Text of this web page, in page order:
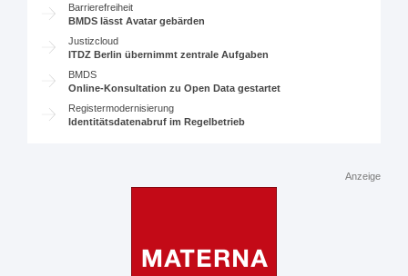
Barrierefreiheit
BMDS lässt Avatar gebärden
Justizcloud
ITDZ Berlin übernimmt zentrale Aufgaben
BMDS
Online-Konsultation zu Open Data gestartet
Registermodernisierung
Identitätsdatenabruf im Regelbetrieb
Anzeige